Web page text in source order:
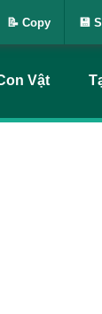
Vật
📝 Copy 💾